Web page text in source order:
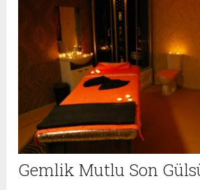
Gemlik Mutlu Son